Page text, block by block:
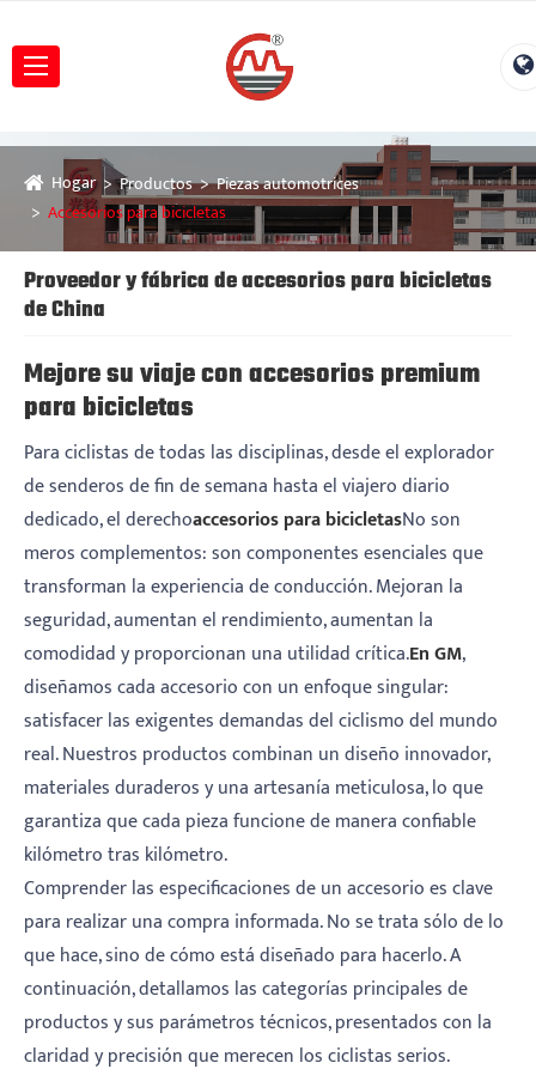
Hogar Productos
Piezas automotrices
Accesorios para bicicletas
Proveedor y fábrica de accesorios para bicicletas
de China
Mejore su viaje con accesorios premium
para bicicletas
Para ciclistas de todas las disciplinas, desde el explorador
de senderos de fin de semana hasta el viajero diario
dedicado, el derechoaccesorios para bicicletasNo son
meros complementos: son componentes esenciales que
transforman la experiencia de conducción. Mejoran la
seguridad, aumentan el rendimiento, aumentan la
comodidad y proporcionan una utilidad crítica.En GM,
diseñamos cada accesorio con un enfoque singular:
satisfacer las exigentes demandas del ciclismo del mundo
real. Nuestros productos combinan un diseño innovador,
materiales duraderos y una artesanía meticulosa, lo que
garantiza que cada pieza funcione de manera confiable
kilómetro tras kilómetro.
Comprender las especificaciones de un accesorio es clave
para realizar una compra informada. No se trata sólo de lo
que hace, sino de cómo está diseñado para hacerlo. A
continuación, detallamos las categorías principales de
productos y sus parámetros técnicos, presentados con la
claridad y precisión que merecen los ciclistas serios.